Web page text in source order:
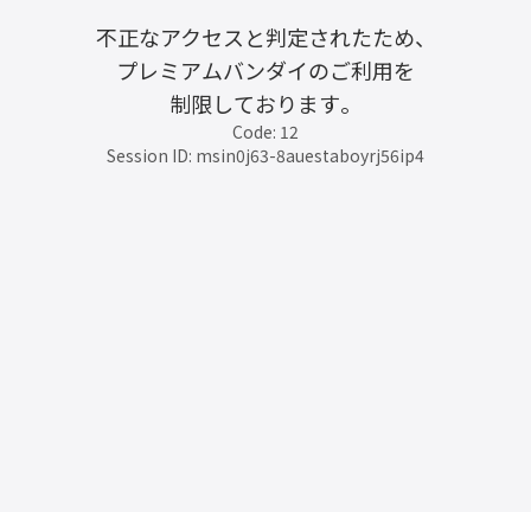
不正なアクセスと判定されたため、
プレミアムバンダイのご利用を
制限しております。
Code: 12
Session ID: msin0j63-8auestaboyrj56ip4